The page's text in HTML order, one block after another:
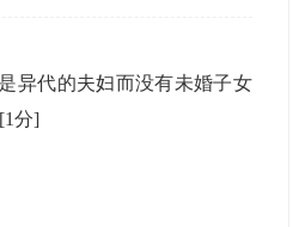
异代的夫妇而没有未婚子女
[1分]